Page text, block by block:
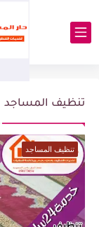
تنظيف المساجد
تنظيف المساجد